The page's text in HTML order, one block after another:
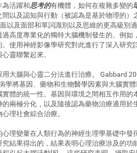
為活躍和思考的有機體，如何在複雜多變的
間以及認知與行動（被認為是基於物理的）
以及面部和單詞識別以及思維的更高級別
高度專業化的獨特大腦機制發生的。例如
使用神經影像學研究對此進行了深入研究
靈聯繫起來。
大腦與心靈二分法進行治療。 Gabbard
將基因、藥物和生物醫學因素與大腦實
體的統一性。基因與環境之間相互作用的
兩極分化，以及隨後認為藥物治療適用於
理社會綜合治療。
理變量在人類行為的神經生理學基礎中發
結果得出的，結果表明心理治療涉及的功